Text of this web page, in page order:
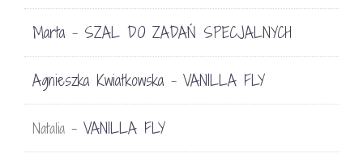
Marta - SZAL DO ZADAŃ SPECJALNYCH
Agnieszka Kwiatkowska - VANILLA FLY
Natalia - VANILLA FLY